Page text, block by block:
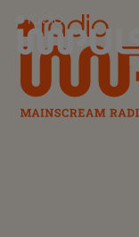
Radio Impuls